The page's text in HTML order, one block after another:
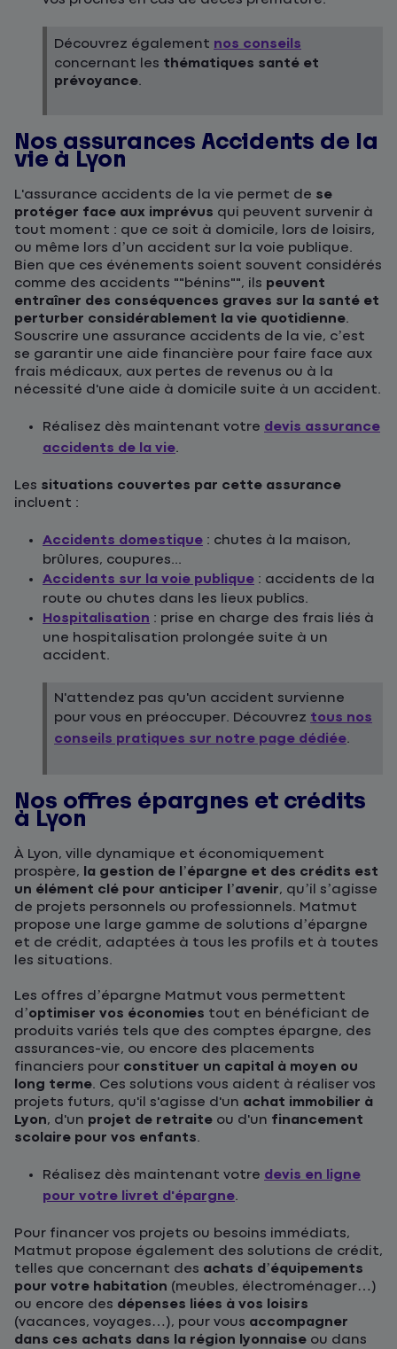
Découvrez également nos conseils
concernant les thématiques santé et
prévoyance.
Nos assurances Accidents de la
vie à Lyon
L'assurance accidents de la vie permet de se
protéger face aux imprévus qui peuvent survenir à
tout moment : que ce soit à domicile, lors de loisirs,
ou même lors d’un accident sur la voie publique.
Bien que ces événements soient souvent considérés
comme des accidents ""bénins"", ils peuvent
entraîner des conséquences graves sur la santé et
perturber considérablement la vie quotidienne.
Souscrire une assurance accidents de la vie, c’est
se garantir une aide financière pour faire face aux
frais médicaux, aux pertes de revenus ou à la
nécessité d'une aide à domicile suite à un accident.
Réalisez dès maintenant votre devis assurance
accidents de la vie.
Les situations couvertes par cette assurance
incluent :
Accidents domestique : chutes à la maison,
brûlures, coupures...
Accidents sur la voie publique : accidents de la
route ou chutes dans les lieux publics.
Hospitalisation : prise en charge des frais liés à
une hospitalisation prolongée suite à un
accident.
N'attendez pas qu'un accident survienne
pour vous en préoccuper. Découvrez tous nos
conseils pratiques sur notre page dédiée.
Nos offres épargnes et crédits
à Lyon
À Lyon, ville dynamique et économiquement
prospère, la gestion de l’épargne et des crédits est
un élément clé pour anticiper l’avenir, qu’il s’agisse
de projets personnels ou professionnels. Matmut
propose une large gamme de solutions d’épargne
et de crédit, adaptées à tous les profils et à toutes
les situations.
Les offres d’épargne Matmut vous permettent
d’optimiser vos économies tout en bénéficiant de
produits variés tels que des comptes épargne, des
assurances-vie, ou encore des placements
financiers pour constituer un capital à moyen ou
long terme. Ces solutions vous aident à réaliser vos
projets futurs, qu'il s'agisse d'un achat immobilier à
Lyon, d'un projet de retraite ou d'un financement
scolaire pour vos enfants.
Réalisez dès maintenant votre devis en ligne
pour votre livret d'épargne.
Pour financer vos projets ou besoins immédiats,
Matmut propose également des solutions de crédit,
telles que concernant des achats d’équipements
pour votre habitation (meubles, électroménager…)
ou encore des dépenses liées à vos loisirs
(vacances, voyages…), pour vous accompagner
dans ces achats dans la région lyonnaise ou dans